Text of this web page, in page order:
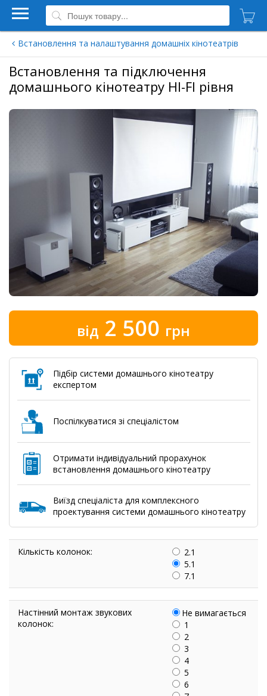
Встановлення та налаштування домашніх кінотеатрів
Встановлення та підключення
домашнього кінотеатру HI-FI рівня
від 2 500 грн
Підбір системи домашнього кінотеатру
експертом
Поспілкуватися зі спеціалістом
Отримати індивідуальний прорахунок
встановлення домашнього кінотеатру
Виїзд спеціаліста для комплексного
проектування системи домашнього кінотеатру
Кількість колонок:
2.1
5.1
7.1
Настінний монтаж звукових
колонок:
Не вимагається
1
2
3
4
5
6